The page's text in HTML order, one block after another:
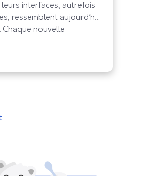
leurs interfaces, autrefois
ressemblent aujourd’hui
nouvelle
couche
complexité croissante
permanente.